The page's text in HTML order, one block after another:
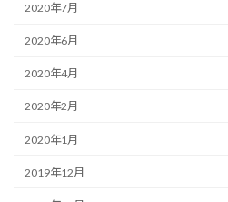
2020年7月
2020年6月
2020年4月
2020年2月
2020年1月
2019年12月